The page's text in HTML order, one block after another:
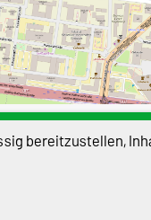
Karte anzeigen
bereitzustellen,